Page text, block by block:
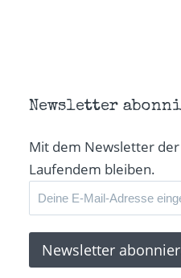
Newsletter
Mit dem Newsletter
Laufendem bleiben.